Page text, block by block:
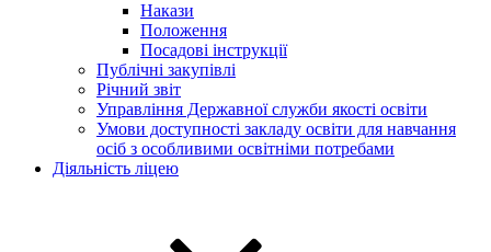
Накази
Положення
Посадові інструкції
Публічні закупівлі
Річний звіт
Управління Державної служби якості освіти
Умови доступності закладу освіти для навчання
осіб з особливими освітніми потребами
Діяльність ліцею